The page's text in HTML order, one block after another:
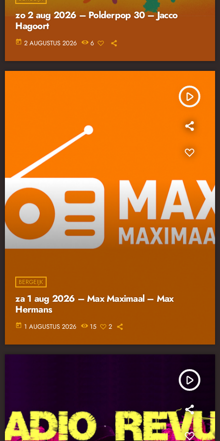
zo 2 aug 2026 – Polderpop 30 – Jacco
Hagoort
today 2 AUGUSTUS 2026 6
play_arrow
BERGEIJK
za 1 aug 2026 – Max Maximaal – Max
Hermans
today 1 AUGUSTUS 2026 15 2
play_arrow